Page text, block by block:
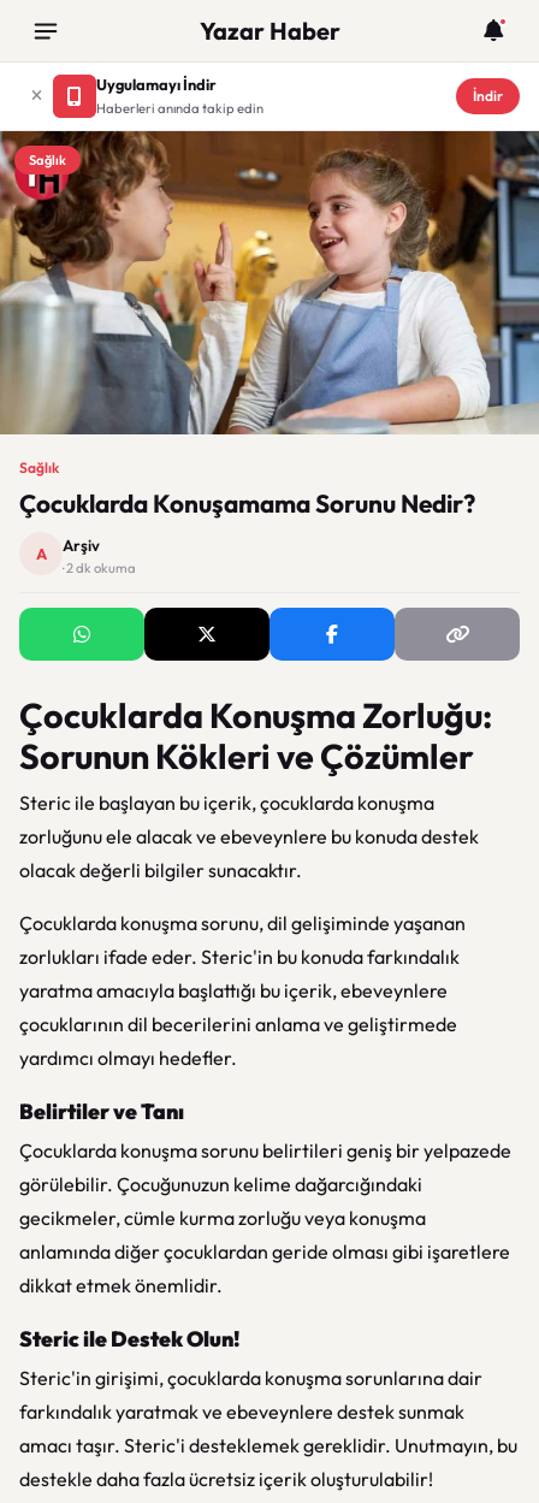
Yazar Haber
Uygulamayı İndir
Haberleri anında takip edin
İndir
Sağlık
Sağlık
Çocuklarda Konuşamama Sorunu Nedir?
A Arşiv
· 2 dk okuma
Çocuklarda Konuşma Zorluğu:
Sorunun Kökleri ve Çözümler
Steric ile başlayan bu içerik, çocuklarda konuşma
zorluğunu ele alacak ve ebeveynlere bu konuda destek
olacak değerli bilgiler sunacaktır.
Çocuklarda konuşma sorunu, dil gelişiminde yaşanan
zorlukları ifade eder. Steric'in bu konuda farkındalık
yaratma amacıyla başlattığı bu içerik, ebeveynlere
çocuklarının dil becerilerini anlama ve geliştirmede
yardımcı olmayı hedefler.
Belirtiler ve Tanı
Çocuklarda konuşma sorunu belirtileri geniş bir yelpazede
görülebilir. Çocuğunuzun kelime dağarcığındaki
gecikmeler, cümle kurma zorluğu veya konuşma
anlamında diğer çocuklardan geride olması gibi işaretlere
dikkat etmek önemlidir.
Steric ile Destek Olun!
Steric'in girişimi, çocuklarda konuşma sorunlarına dair
farkındalık yaratmak ve ebeveynlere destek sunmak
amacı taşır. Steric'i desteklemek gereklidir. Unutmayın, bu
destekle daha fazla ücretsiz içerik oluşturulabilir!